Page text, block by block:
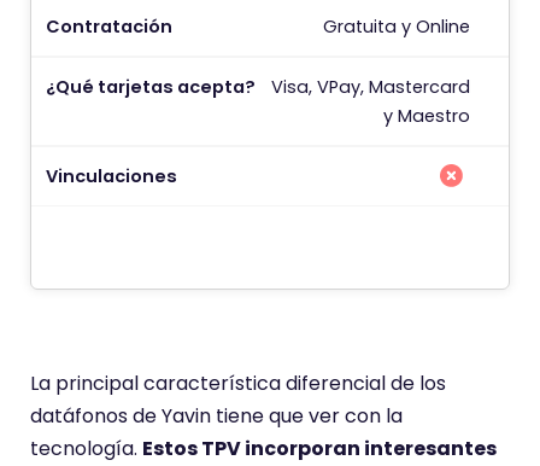
Contratación Gratuita y Online
¿Qué tarjetas acepta?
Visa, VPay, Mastercard
y Maestro
Vinculaciones
La principal característica diferencial de los
datáfonos de Yavin tiene que ver con la
tecnología. Estos TPV incorporan interesantes